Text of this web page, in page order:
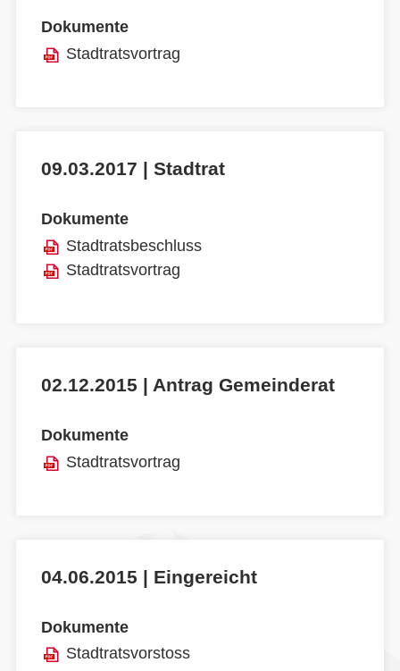
Dokumente
Stadtratsvortrag
09.03.2017 | Stadtrat
Dokumente
Stadtratsbeschluss
Stadtratsvortrag
02.12.2015 | Antrag Gemeinderat
Dokumente
Stadtratsvortrag
04.06.2015 | Eingereicht
Dokumente
Stadtratsvorstoss